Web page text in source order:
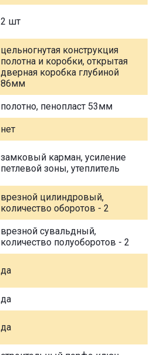
2 шт
цельногнутая конструкция
полотна и коробки, открытая
дверная коробка глубиной
86мм
полотно, пенопласт 53мм
нет
замковый карман, усиление
петлевой зоны, утеплитель
врезной цилиндровый,
количество оборотов - 2
врезной сувальдный,
количество полуоборотов - 2
да
да
да